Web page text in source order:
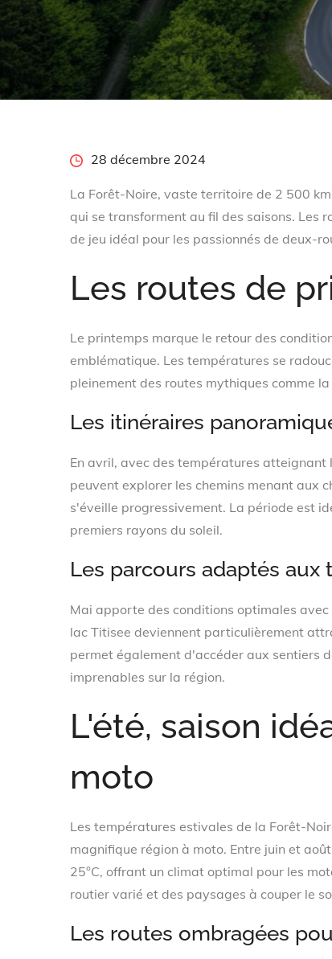
Posted28 décembre 2024
La Forêt-Noire, vaste territoire de 2 500
qui se transforment au fil des saisons. Les
de jeu idéal pour les passionnés de deux-
Les routes de
Le printemps marque le retour des
emblématique. Les températures se
pleinement des routes mythiques comme
Les itinéraires
En avril, avec des températures atteignant
peuvent explorer les chemins menant aux
s'éveille progressivement. La période est
premiers rayons du soleil.
Les parcours adaptés
Mai apporte des conditions optimales
lac Titisee deviennent particulièrement
permet également d'accéder aux sentiers
imprenables sur la région.
L'été, saison
moto
Les températures estivales de la Forêt-
magnifique région à moto. Entre juin et
25°C, offrant un climat optimal pour les
routier varié et des paysages à couper le
Les routes ombragées